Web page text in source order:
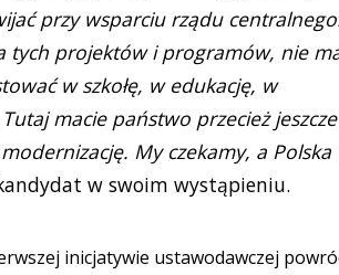
przy wsparciu rządu
tych projektów i programów, nie
w szkołę, w edukację, w
macie państwo przecież jeszcze
My czekamy, a Polska
w swoim wystąpieniu.
inicjatywie ustawodawczej